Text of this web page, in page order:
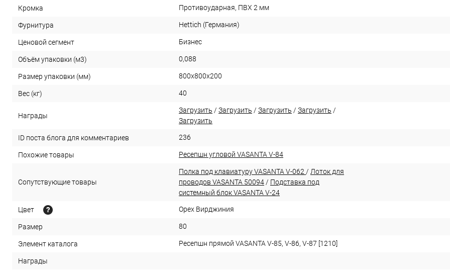
Кромка Противоударная, ПВХ 2 мм
Фурнитура Hettich (Германия)
Ценовой сегмент Бизнес
Объём упаковки (м3) 0,088
Размер упаковки (мм) 800х800х200
Вес (кг) 40
Награды
Загрузить / Загрузить / Загрузить / Загрузить /
Загрузить
ID поста блога для комментариев 236
Похожие товары Ресепшн угловой VASANTA V-84
Сопутствующие товары
Полка под клавиатуру VASANTA V-062 / Лоток для
проводов VASANTA 50094 / Подставка под
системный блок VASANTA V-24
Цвет Орех Вирджиния
Размер 80
Элемент каталога Ресепшн прямой VASANTA V-85, V-86, V-87 [1210]
Награды